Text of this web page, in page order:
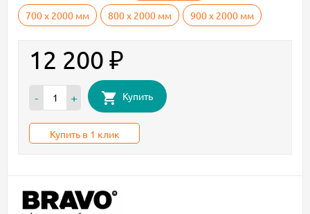
700 х 2000 мм 800 х 2000 мм 900 х 2000 мм
12 200 ₽
- + Купить
Купить в 1 клик